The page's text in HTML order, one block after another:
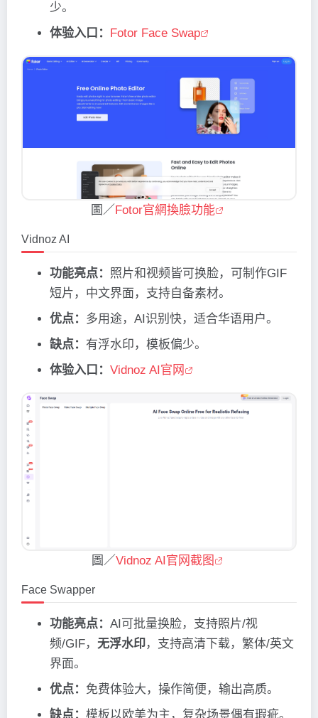
少。
体验入口：
Fotor Face Swap
圖／ Fotor官網換臉功能
Vidnoz AI
功能亮点： 照片和视频皆可换脸，可制作GIF
短片，中文界面，支持自备素材。
优点： 多用途，AI识别快，适合华语用户。
缺点： 有浮水印，模板偏少。
体验入口： Vidnoz AI官网
圖／Vidnoz AI官网截图
Face Swapper
功能亮点： AI可批量换脸，支持照片/视
频/GIF， 无浮水印，支持高清下载，繁体/英文
界面。
优点： 免费体验大，操作简便，输出高质。
缺点： 模板以欧美为主，复杂场景偶有瑕疵。